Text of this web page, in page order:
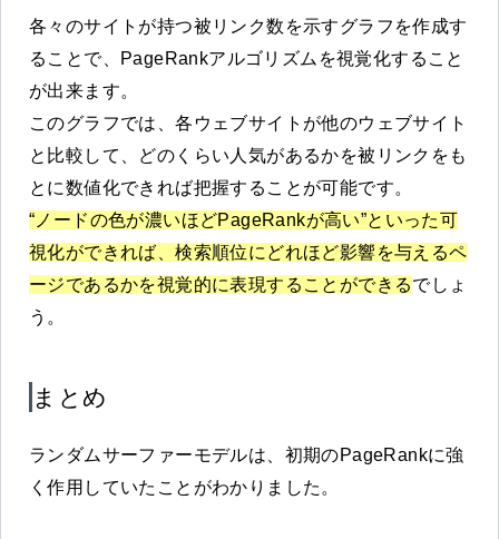
各々のサイトが持つ被リンク数を示すグラフを作成す
ることで、PageRankアルゴリズムを視覚化すること
が出来ます。
このグラフでは、各ウェブサイトが他のウェブサイト
と比較して、どのくらい人気があるかを被リンクをも
とに数値化できれば把握することが可能です。
“ノードの色が濃いほどPageRankが高い”といった可
視化ができれば、検索順位にどれほど影響を与えるペ
ージであるかを視覚的に表現することができるでしょ
う。
まとめ
ランダムサーファーモデルは、初期のPageRankに強
く作用していたことがわかりました。